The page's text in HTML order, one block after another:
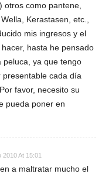
otros como pantene,
Kerastasen, etc.,
mis ingresos y el
hasta he pensado
peluca, ya que tengo
presentable cada día
favor, necesito su
pueda poner en
2010 At 15:01
a maltratar mucho el